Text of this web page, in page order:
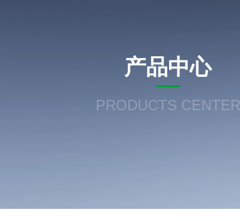
产品中心
PRODUCTS CENTER